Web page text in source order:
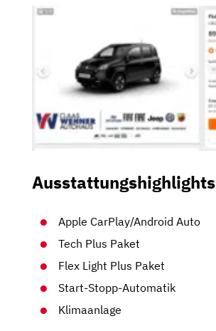
Ausstattungshighlights
Apple CarPlay/Android Auto
Tech Plus Paket
Flex Light Plus Paket
Start-Stopp-Automatik
Klimaanlage